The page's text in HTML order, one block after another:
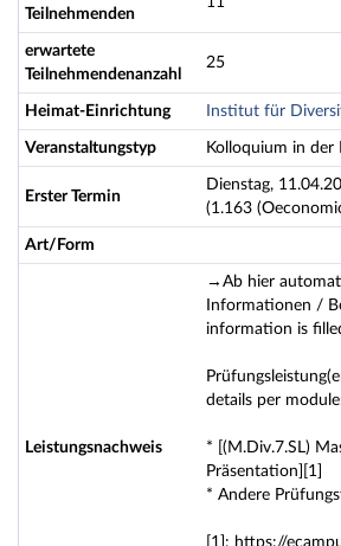
Teilnehmenden
erwartete
Teilnehmendenanzahl
25
Heimat-Einrichtung Institut für
Veranstaltungstyp Kolloquium in der
Erster Termin
Dienstag,
(1.163
Art/Form
Leistungsnachweis
→Ab hier
Informationen /
information is
details per
* [(M.Div.7.SL)
Präsentation][1]
* Andere
[1]: https://